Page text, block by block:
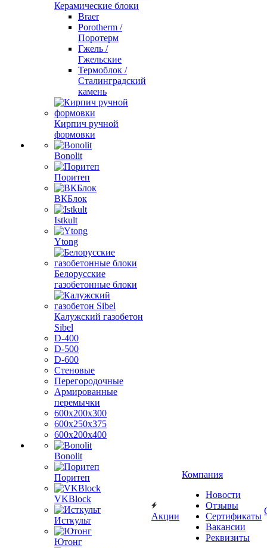
Керамические блоки
Braer
Porotherm /
Поротерм
Гжель /
Гжельские
Термоблок /
Сталинградский
камень
Кирпич ручной
формовки
Bonolit
Поритеп
ВКБлок
Istkult
Ytong
Белорусские
газобетонные блоки
Калужский газобетон
Sibel
D-400
D-500
D-600
Стеновые
Перегородочные
Армированные
перемычки
600х200х300
600х250х375
600х200х400
Bonolit
Поритеп
VKBlock
Исткульт
Ютонг
Акции
Компания
Новости
Отзывы
Сертификаты
Вакансии
Реквизиты